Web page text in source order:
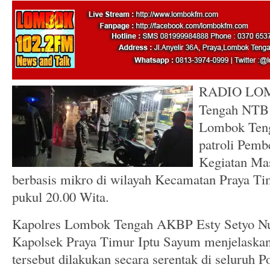
RADIO
Tengah
Lombok
patroli
Kegiatan
berbasis mikro di wilayah Kecamatan Praya
pukul 20.00 Wita.
Kapolres Lombok Tengah AKBP Esty Setyo
Kapolsek Praya Timur Iptu Sayum
tersebut dilakukan secara serentak di seluruh